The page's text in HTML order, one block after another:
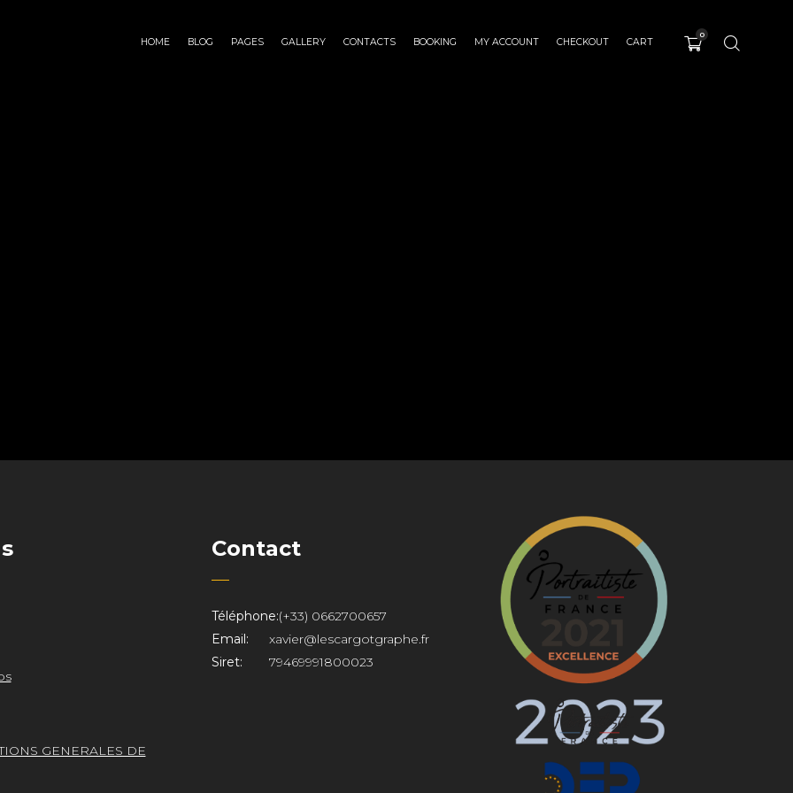
HOME BLOG PAGES GALLERY CONTACTS BOOKING MY ACCOUNT CHECKOUT CART
0
GENERALES DE
Contact
Téléphone:(+33) 0662700657
Email:
xavier@lescargotgraphe.fr
Siret:
79469991800023